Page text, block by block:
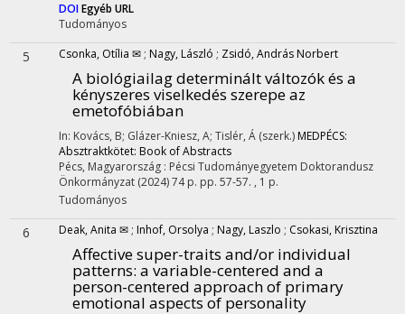
DOIEgyéb URL
Tudományos
5 Csonka, Otília ✉ ; Nagy, László ; Zsidó, András Norbert
A biológiailag determinált változók és a
kényszeres viselkedés szerepe az
emetofóbiában
In: Kovács, B; Glázer-Kniesz, A; Tislér, Á (szerk.) MEDPÉCS:
Absztraktkötet: Book of Abstracts
Pécs, Magyarország : Pécsi Tudományegyetem Doktorandusz
Önkormányzat (2024)74 p. pp. 57-57. , 1 p.
Tudományos
6 Deak, Anita ✉ ; Inhof, Orsolya ; Nagy, Laszlo ; Csokasi, Krisztina
Affective super-traits and/or individual
patterns: a variable-centered and a
person-centered approach of primary
emotional aspects of personality